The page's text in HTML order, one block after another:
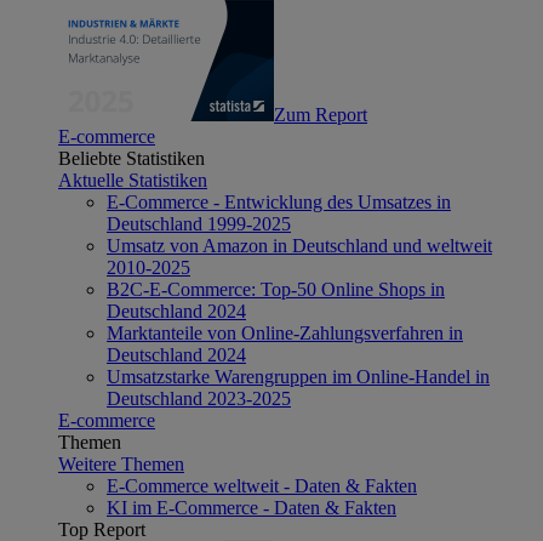
Zum Report
E-commerce
Beliebte Statistiken
Aktuelle Statistiken
E-Commerce - Entwicklung des Umsatzes in
Deutschland 1999-2025
Umsatz von Amazon in Deutschland und weltweit
2010-2025
B2C-E-Commerce: Top-50 Online Shops in
Deutschland 2024
Marktanteile von Online-Zahlungsverfahren in
Deutschland 2024
Umsatzstarke Warengruppen im Online-Handel in
Deutschland 2023-2025
E-commerce
Themen
Weitere Themen
E-Commerce weltweit - Daten & Fakten
KI im E-Commerce - Daten & Fakten
Top Report